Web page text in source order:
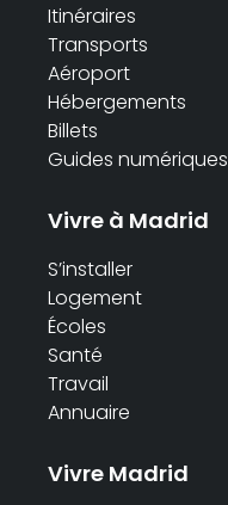
Itinéraires
Transports
Aéroport
Hébergements
Billets
Guides numériques
Vivre à Madrid
S’installer
Logement
Écoles
Santé
Travail
Annuaire
Vivre Madrid